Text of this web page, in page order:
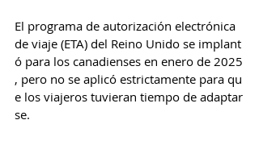
El programa de autorización electrónica
de viaje (ETA) del Reino Unido se implant
ó para los canadienses en enero de 2025
, pero no se aplicó estrictamente para qu
e los viajeros tuvieran tiempo de adaptar
se.